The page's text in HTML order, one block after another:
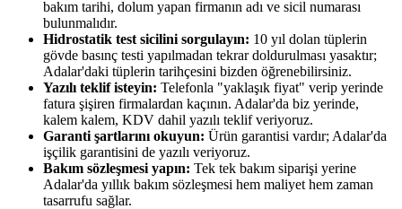
bakım tarihi, dolum yapan firmanın adı ve sicil numarası
bulunmalıdır.
Hidrostatik test sicilini sorgulayın: 10 yıl dolan tüplerin
gövde basınç testi yapılmadan tekrar doldurulması yasaktır;
Adalar'daki tüplerin tarihçesini bizden öğrenebilirsiniz.
Yazılı teklif isteyin: Telefonla "yaklaşık fiyat" verip yerinde
fatura şişiren firmalardan kaçının. Adalar'da biz yerinde,
kalem kalem, KDV dahil yazılı teklif veriyoruz.
Garanti şartlarını okuyun: Ürün garantisi vardır; Adalar'da
işçilik garantisini de yazılı veriyoruz.
Bakım sözleşmesi yapın: Tek tek bakım siparişi yerine
Adalar'da yıllık bakım sözleşmesi hem maliyet hem zaman
tasarrufu sağlar.